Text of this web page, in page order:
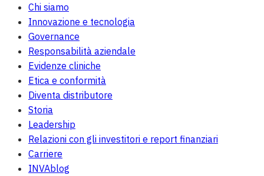
Chi siamo
Innovazione e tecnologia
Governance
Responsabilità aziendale
Evidenze cliniche
Etica e conformità
Diventa distributore
Storia
Leadership
Relazioni con gli investitori e report finanziari
Carriere
INVAblog